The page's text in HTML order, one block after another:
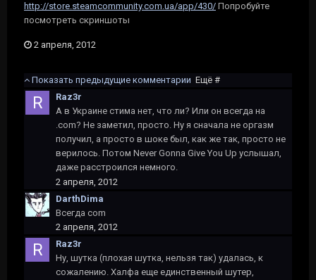
http://store.steamcommunity.com.ua/app/430/ Попробуйте
посмотреть скриншоты
2 апреля, 2012
Показать предыдущие комментарии Ещё #
Raz3r
А в Украине стима нет, что ли? Или он всегда на
.com? Не заметил, просто. Ну я сначала не оргазм
получил, а просто в шоке был, как же так, просто не
верилось. Потом Never Gonna Give You Up услышал,
даже расстроился немного.
2 апреля, 2012
DarthDima
Всегда com
2 апреля, 2012
Raz3r
Ну, шутка (плохая шутка, нельзя так) удалась, к
сожалению. Халфа еще единственный шутер,